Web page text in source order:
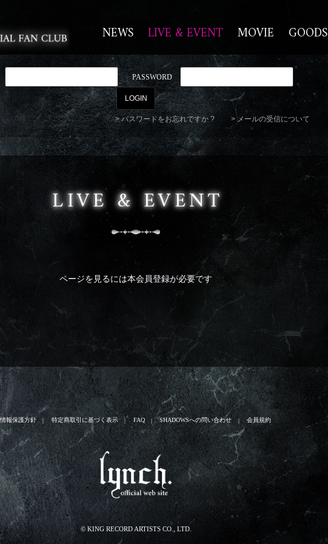
NEWS LIVE & EVENT MOVIE GOODS
PASSWORD
パスワードをお忘れですか ? メールの受信について
LIVE & EVENT
ページを見るには本会員登録が必要です
報保護方針 特定商取引に基づく表示 FAQ SHADOWSへの問い合わせ 会員規約
© KING RECORD ARTISTS CO., LTD.